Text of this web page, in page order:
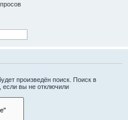
произведён поиск. Поиск в
если вы не отключили